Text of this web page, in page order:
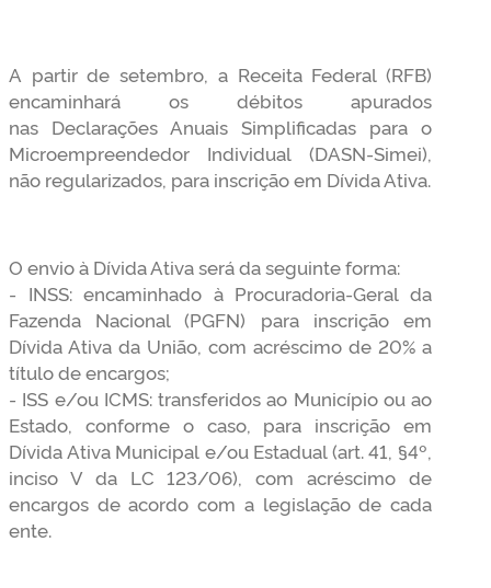
A partir de setembro, a Receita Federal (RFB)
encaminhará os débitos apurados
nas Declarações Anuais Simplificadas para o
Microempreendedor Individual (DASN-Simei),
não regularizados, para inscrição em Dívida Ativa.
O envio à Dívida Ativa será da seguinte forma:
- INSS: encaminhado à Procuradoria-Geral da
Fazenda Nacional (PGFN) para inscrição em
Dívida Ativa da União, com acréscimo de 20% a
título de encargos;
- ISS e/ou ICMS: transferidos ao Município ou ao
Estado, conforme o caso, para inscrição em
Dívida Ativa Municipal e/ou Estadual (art. 41, §4º,
inciso V da LC 123/06), com acréscimo de
encargos de acordo com a legislação de cada
ente.